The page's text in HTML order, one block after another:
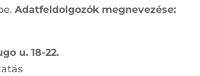
Adatfeldolgozók megnevezése:
u. 18-22.